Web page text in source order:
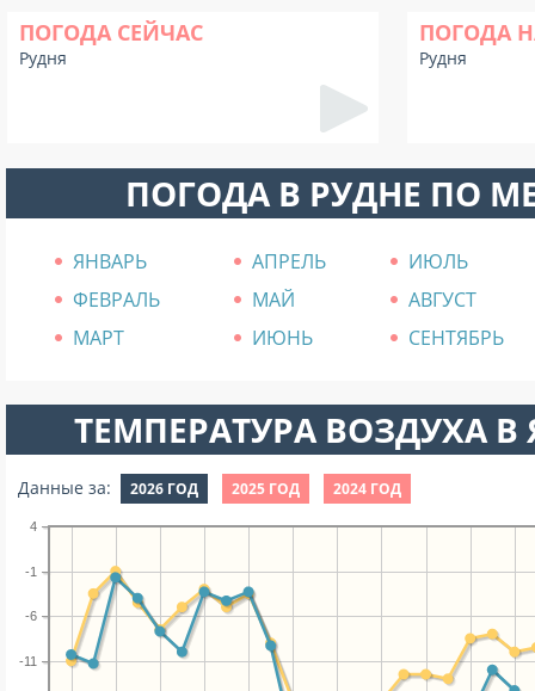
ПОГОДА СЕЙЧАС
Рудня
ПОГОДА
Рудня
ПОГОДА В РУДНЕ ПО
ЯНВАРЬ АПРЕЛЬ
ИЮЛЬ
ФЕВРАЛЬ
МАЙ
АВГУСТ
МАРТ
ИЮНЬ СЕНТЯБРЬ
ТЕМПЕРАТУРА ВОЗДУХА В
Данные за: 2026 ГОД 2025 ГОД 2024 ГОД
-11
-6
-1
4